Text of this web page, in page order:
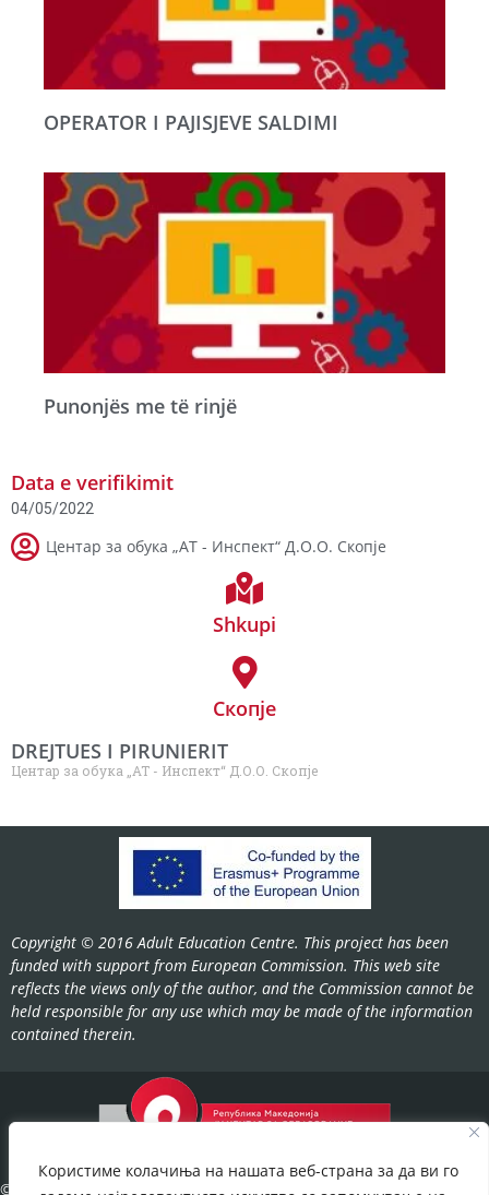
Користиме колачиња на нашата веб-страна за да ви го
OPERATOR I PAJISJEVE SALDIMI
Punonjës me të rinjë
Data e verifikimit
04/05/2022
Центар за обука „АТ - Инспект“ Д.О.О. Скопје
Shkupi
Скопје
DREJTUES I PIRUNIERIT
Центар за обука „АТ - Инспект“ Д.О.О. Скопје
Copyright © 2016 Adult Education Centre. This project has been
funded with support from European Commission. This web site
reflects the views only of the author, and the Commission cannot be
held responsible for any use which may be made of the information
contained therein.
©2022-